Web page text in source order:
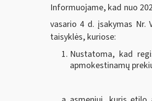
Informuojame, kad nuo
vasario 4 d. įsakymas Nr.
taisyklės, kuriose:
Nustatoma, kad
apmokestinamų